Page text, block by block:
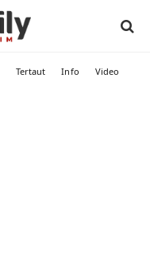
Tertaut Info Video